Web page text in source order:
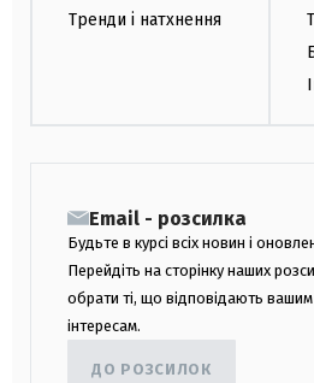
Тренди і натхнення
Email - розсилка
Будьте в курсі всіх новин і
Перейдіть на сторінку наших
обрати ті, що відповідають вашим
інтересам.
ДО РОЗСИЛОК